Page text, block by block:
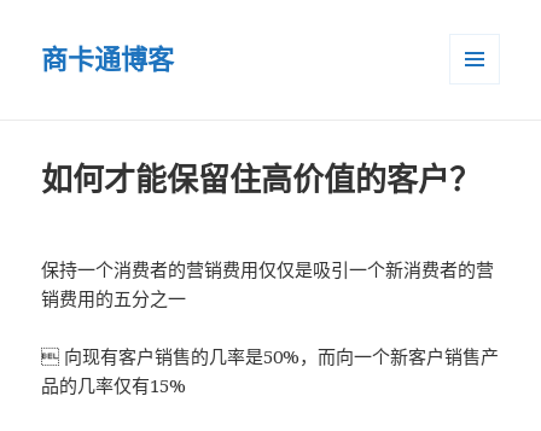
商卡通博客
如何才能保留住高价值的客户？
保持一个消费者的营销费用仅仅是吸引一个新消费者的营
销费用的五分之一
 向现有客户销售的几率是50%，而向一个新客户销售产
品的几率仅有15%